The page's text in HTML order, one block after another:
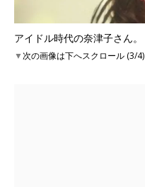
アイドル時代の奈津子さん。
▼次の画像は下へスクロール (3/4)